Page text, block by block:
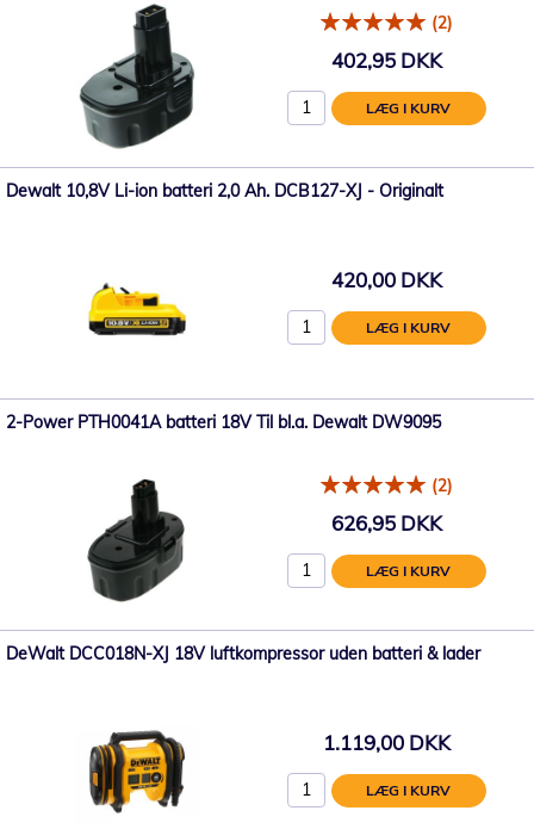
(2)
402,95 DKK
LÆG I KURV
Dewalt 10,8V Li-ion batteri 2,0 Ah. DCB127-XJ - Originalt
420,00 DKK
LÆG I KURV
2-Power PTH0041A batteri 18V Til bl.a. Dewalt DW9095
(2)
626,95 DKK
LÆG I KURV
DeWalt DCC018N-XJ 18V luftkompressor uden batteri & lader
1.119,00 DKK
LÆG I KURV